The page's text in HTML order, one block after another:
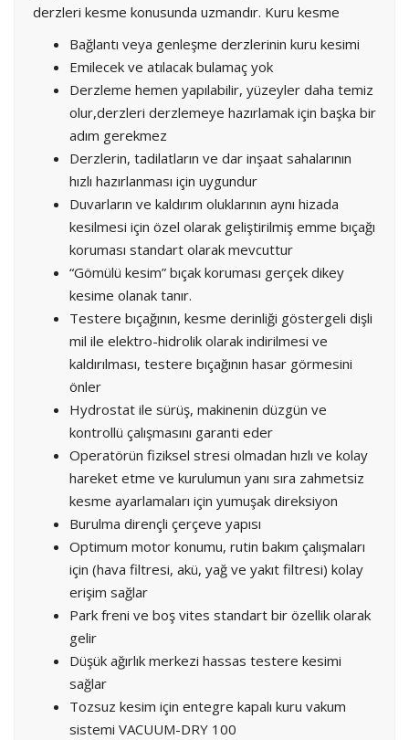
derzleri kesme konusunda uzmandır. Kuru kesme
Bağlantı veya genleşme derzlerinin kuru kesimi
Emilecek ve atılacak bulamaç yok
Derzleme hemen yapılabilir, yüzeyler daha temiz
olur,derzleri derzlemeye hazırlamak için başka bir
adım gerekmez
Derzlerin, tadilatların ve dar inşaat sahalarının
hızlı hazırlanması için uygundur
Duvarların ve kaldırım oluklarının aynı hizada
kesilmesi için özel olarak geliştirilmiş emme bıçağı
koruması standart olarak mevcuttur
“Gömülü kesim” bıçak koruması gerçek dikey
kesime olanak tanır.
Testere bıçağının, kesme derinliği göstergeli dişli
mil ile elektro-hidrolik olarak indirilmesi ve
kaldırılması, testere bıçağının hasar görmesini
önler
Hydrostat ile sürüş, makinenin düzgün ve
kontrollü çalışmasını garanti eder
Operatörün fiziksel stresi olmadan hızlı ve kolay
hareket etme ve kurulumun yanı sıra zahmetsiz
kesme ayarlamaları için yumuşak direksiyon
Burulma dirençli çerçeve yapısı
Optimum motor konumu, rutin bakım çalışmaları
için (hava filtresi, akü, yağ ve yakıt filtresi) kolay
erişim sağlar
Park freni ve boş vites standart bir özellik olarak
gelir
Düşük ağırlık merkezi hassas testere kesimi
sağlar
Tozsuz kesim için entegre kapalı kuru vakum
sistemi VACUUM-DRY 100